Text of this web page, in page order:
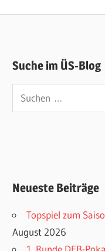
Suche im ÜS-Blog
Suchen
nach:
Neueste Beiträge
Topspiel zum
August 2026